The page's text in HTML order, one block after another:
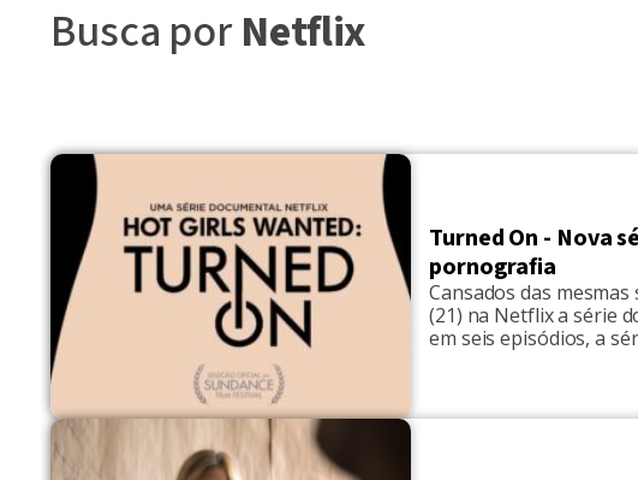
Busca porNetflix
Turned On - Nova
pornografia
Cansados das
(21) na Netflix a série
em seis episódios, a